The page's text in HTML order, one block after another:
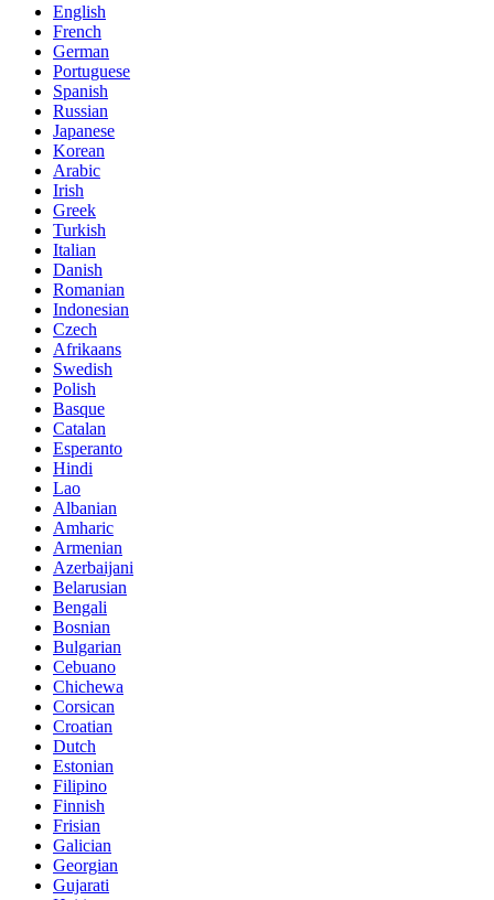
English
French
German
Portuguese
Spanish
Russian
Japanese
Korean
Arabic
Irish
Greek
Turkish
Italian
Danish
Romanian
Indonesian
Czech
Afrikaans
Swedish
Polish
Basque
Catalan
Esperanto
Hindi
Lao
Albanian
Amharic
Armenian
Azerbaijani
Belarusian
Bengali
Bosnian
Bulgarian
Cebuano
Chichewa
Corsican
Croatian
Dutch
Estonian
Filipino
Finnish
Frisian
Galician
Georgian
Gujarati